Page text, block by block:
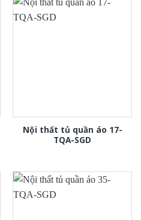
Nội thất tủ quần áo 17-
TQA-SGD